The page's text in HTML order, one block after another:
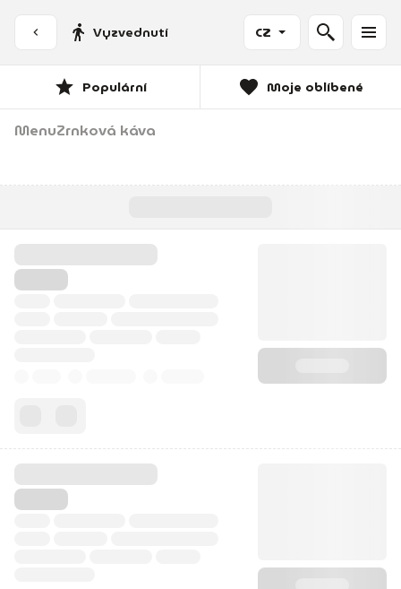
Vyzvednutí CZ
Populární Moje oblíbené
MenuZrnková káva